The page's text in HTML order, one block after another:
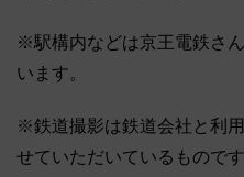
※駅構内などは京王電鉄さ
います。
※鉄道撮影は鉄道会社と利
せていただいているもので